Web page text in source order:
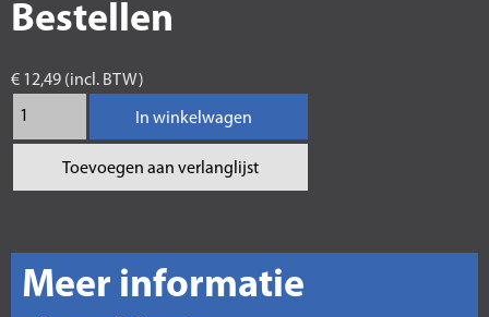
Bestellen
€ 12,49 (incl. BTW)
In winkelwagen
Toevoegen aan verlanglijst
Meer informatie